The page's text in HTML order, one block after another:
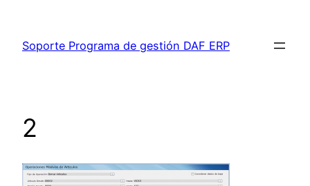
contenido
Soporte Programa de gestión DAF ERP
2